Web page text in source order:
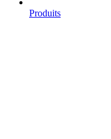
Produits